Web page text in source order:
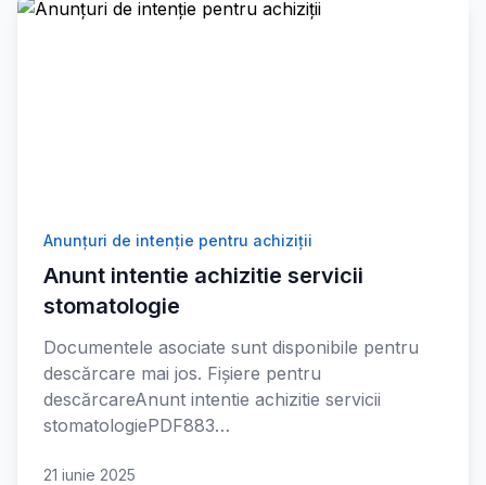
Anunțuri de intenție pentru achiziții
Anunt intentie achizitie servicii
stomatologie
Documentele asociate sunt disponibile pentru
descărcare mai jos. Fișiere pentru
descărcareAnunt intentie achizitie servicii
stomatologiePDF883…
21 iunie 2025